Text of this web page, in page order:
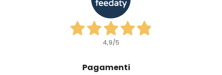
4,9/5
Pagamenti